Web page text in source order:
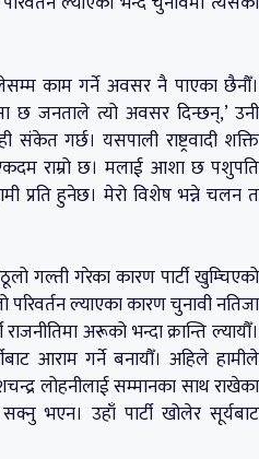
काम गर्ने अवसर नै पाएका छैनौँ।
छ जनताले त्यो अवसर दिन्छन्,’ उनी
गर्छ। यसपाली राष्ट्रवादी शक्ति
राम्रो छ। मलाई आशा छ पशुपति
प्रति हुनेछ। मेरो विशेष भन्ने चलन त
गल्ती गरेका कारण पार्टी खुम्चिएको
परिवर्तन ल्याएका कारण चुनावी नतिजा
अरूको भन्दा क्रान्ति ल्यायौँ।
आराम गर्ने बनायौँ। अहिले हामीले
लोहनीलाई सम्मानका साथ राखेका
भएन। उहाँ पार्टी खोलेर सूर्यबाट